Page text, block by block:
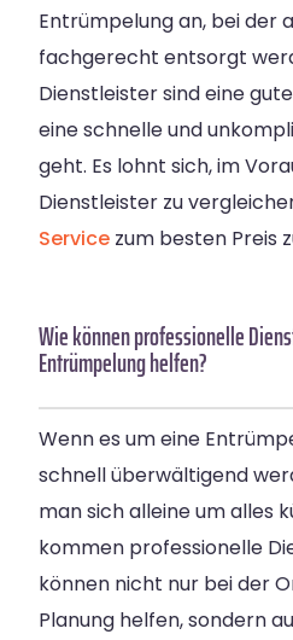
Entrümpelung an, bei der
fachgerecht entsorgt
Dienstleister sind eine
eine schnelle und
geht. Es lohnt sich, im
Dienstleister zu
Service zum besten Preis
Wie können professionelle
Entrümpelung helfen?
Wenn es um eine
schnell überwältigend
man sich alleine um alles
kommen professionelle
können nicht nur bei der
Planung helfen, sondern